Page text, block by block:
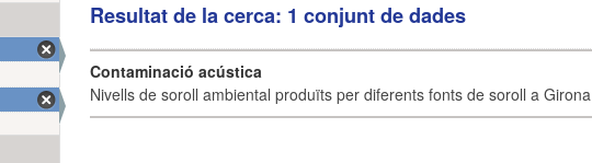
Resultat de la cerca: 1 conjunt de dades
Contaminació acústica
Nivells de soroll ambiental produïts per diferents fonts de soroll a Girona